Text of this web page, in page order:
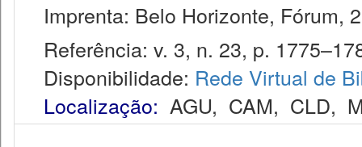
Imprenta: Belo Horizonte, Fórum,
Referência: v. 3, n. 23, p.
Disponibilidade: Rede Virtual de
Localização: AGU, CAM, CLD,